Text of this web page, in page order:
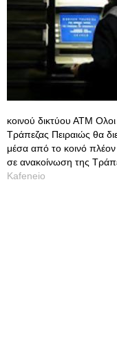
κοινού δικτύου ΑΤΜ
Τράπεζας Πειραιώς θα
μέσα από το κοινό
σε ανακοίνωση της
Kafeneio